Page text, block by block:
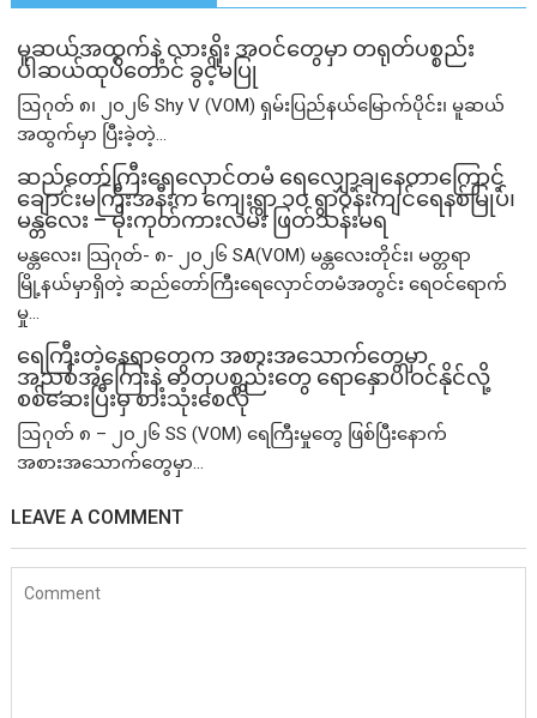
မူဆယ်အထွက်နဲ့ လားရှိုး အဝင်တွေမှာ တရုတ်ပစ္စည်း
ပါဆယ်ထုပ်တောင် ခွင့်မပြု
ဩဂုတ် ၈၊ ၂၀၂၆ Shy V (VOM) ရှမ်းပြည်နယ်မြောက်ပိုင်း၊ မူဆယ်
အထွက်မှာ ပြီးခဲ့တဲ့...
ဆည်တော်ကြီးရေလှောင်တမံ ရေလျှော့ချနေတာကြောင့်
ချောင်းမကြီးအနီးက ကျေးရွာ ၁၀ ရွာဝန်းကျင်ရေနစ်မြုပ်၊
မန္တလေး – မိုးကုတ်ကားလမ်း ဖြတ်သန်းမရ
မန္တလေး၊ သြဂုတ်- ၈- ၂၀၂၆ SA(VOM) မန္တလေးတိုင်း၊ မတ္တရာ
မြို့နယ်မှာရှိတဲ့ ဆည်တော်ကြီးရေလှောင်တမံအတွင်း ရေဝင်ရောက်
မှု...
ရေကြီးတဲ့​နေရာ​တွေက အစားအသောက်တွေမှာ
အညစ်အကြေးနဲ့ ဓာတုပစ္စည်းတွေ ရောနှောပါဝင်နိုင်လို့
စစ်ဆေးပြီးမှ စားသုံးစေလို
ဩဂုတ် ၈ – ၂၀၂၆ SS (VOM) ရေကြီးမှုတွေ ဖြစ်ပြီးနောက်
အစားအသောက်တွေမှာ...
LEAVE A COMMENT